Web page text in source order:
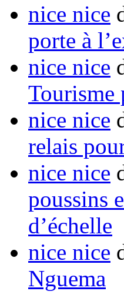
nice nice
porte à
nice nice
Tourisme
nice nice
relais
nice nice
poussins
d’échelle
nice nice
Nguema